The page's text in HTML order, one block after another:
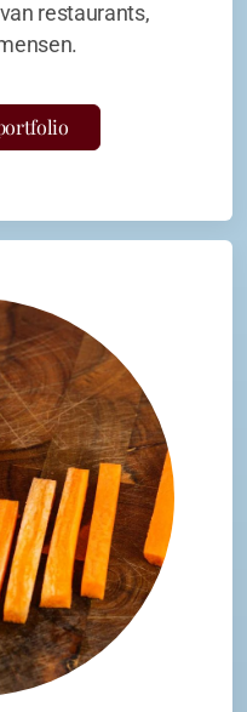
restaurants,